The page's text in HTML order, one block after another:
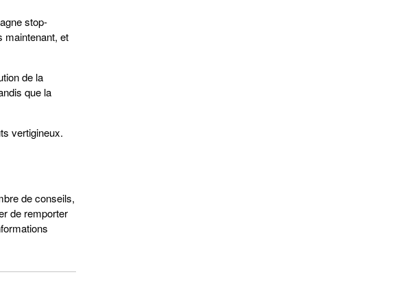
stop-
maintenant, et
de la
que la
vertigineux.
de conseils,
de remporter